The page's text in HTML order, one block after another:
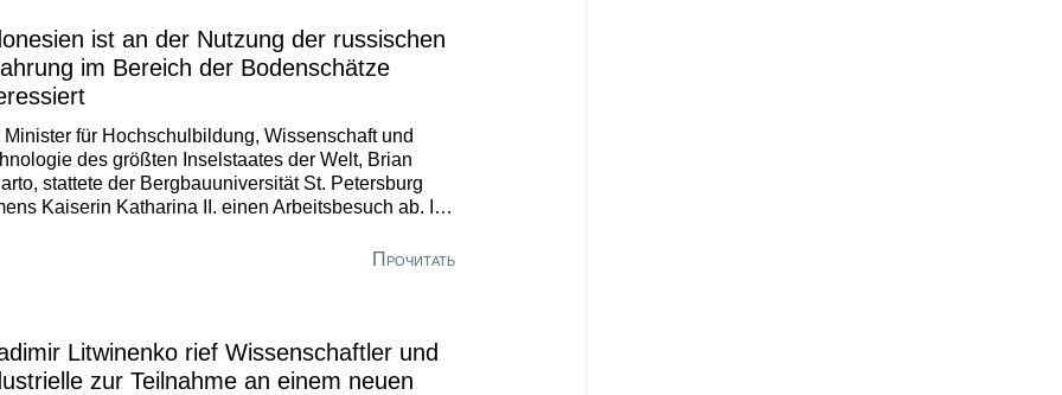
ist an der Nutzung der russischen
im Bereich der Bodenschätze
Minister für Hochschulbildung, Wissenschaft und
des größten Inselstaates der Welt, Brian
stattete der Bergbauuniversität St. Petersburg
Kaiserin Katharina II. einen Arbeitsbesuch ab. Im
großes Interesse an gemeinsamen Projekten mit
Прочитать
Litwinenko rief Wissenschaftler und
zur Teilnahme an einem neuen